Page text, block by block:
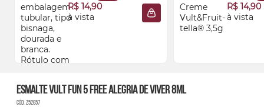
R$ 14,90
à vista
ADICIONAR À SACOLA
R$ 14,90
à vista
Esmalte Vult Fun 5 Free Alegria de Viver 8ml
Cód. Z52657